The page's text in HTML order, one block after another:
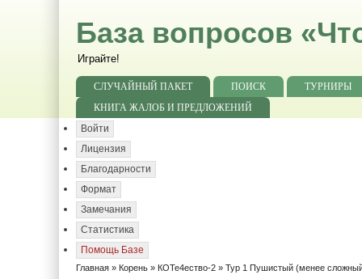
База вопросов
Играйте!
СЛУЧАЙНЫЙ ПАКЕТ ПОИСК
ТУРНИРЫ
КНИГА ЖАЛОБ И ПРЕДЛОЖЕНИЙ
Войти
Лицензия
Благодарности
Формат
Замечания
Статистика
Помощь Базе
Главная » Корень » КОТе4ество-2 » Тур 1 Пушистый (менее